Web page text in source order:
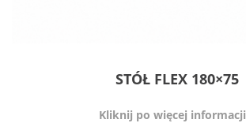
STÓŁ FLEX 180×75
Kliknij po więcej informacji